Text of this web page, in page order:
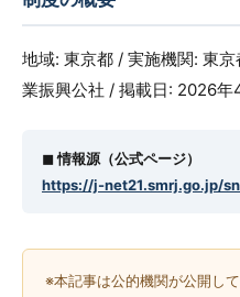
地域: 東京都 / 実施機関: 東
業振興公社 / 掲載日: 2026年
◼︎ 情報源（公式ページ）
https://j-net21.smrj.go.jp/
※本記事は公的機関が公開し